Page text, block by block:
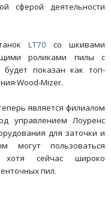
сферой деятельности
LT70 со шкивами
роликами пилы с
будет показан как топ-
Wood-Mizer.
является филиалом
управлением Лоуренс
для заточки и
могут пользоваться
хотя сейчас широко
пил.